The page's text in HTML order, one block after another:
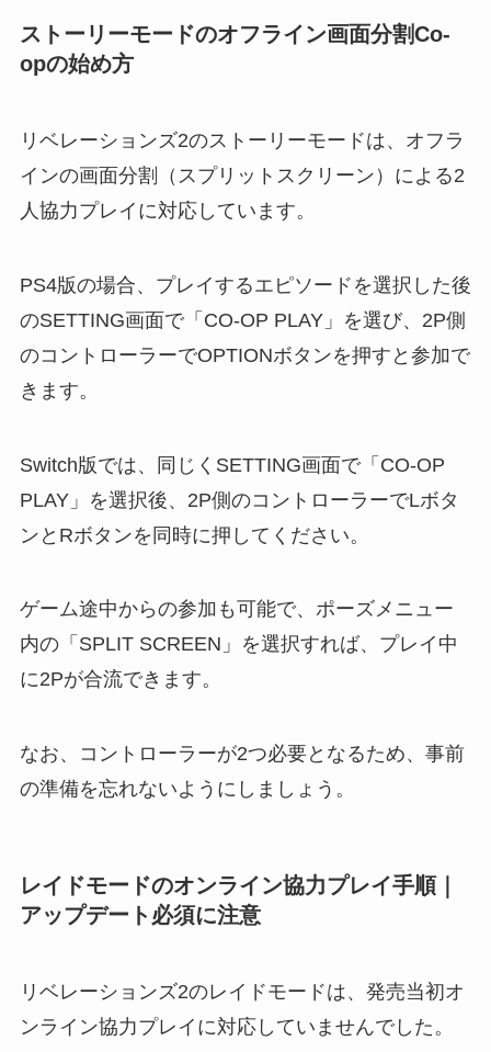
ストーリーモードのオフライン画面分割Co-
opの始め方
リベレーションズ2のストーリーモードは、オフラ
インの画面分割（スプリットスクリーン）による2
人協力プレイに対応しています。
PS4版の場合、プレイするエピソードを選択した後
のSETTING画面で「CO-OP PLAY」を選び、2P側
のコントローラーでOPTIONボタンを押すと参加で
きます。
Switch版では、同じくSETTING画面で「CO-OP
PLAY」を選択後、2P側のコントローラーでLボタ
ンとRボタンを同時に押してください。
ゲーム途中からの参加も可能で、ポーズメニュー
内の「SPLIT SCREEN」を選択すれば、プレイ中
に2Pが合流できます。
なお、コントローラーが2つ必要となるため、事前
の準備を忘れないようにしましょう。
レイドモードのオンライン協力プレイ手順｜
アップデート必須に注意
リベレーションズ2のレイドモードは、発売当初オ
ンライン協力プレイに対応していませんでした。